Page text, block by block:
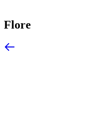
Flore